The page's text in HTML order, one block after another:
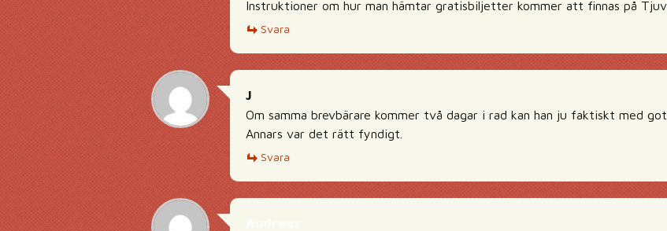
Instruktioner om hur man hämtar gratisbiljetter kommer att finnas på
Svara
J
Om samma brevbärare kommer två dagar i rad kan han ju faktiskt med
Annars var det rätt fyndigt.
Svara